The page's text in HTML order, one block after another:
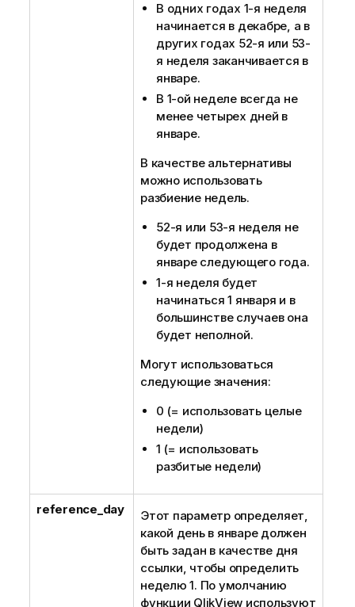
В одних годах 1-я неделя
начинается в декабре, а в
других годах 52-я или 53-
я неделя заканчивается в
январе.
В 1-ой неделе всегда не
менее четырех дней в
январе.
В качестве альтернативы
можно использовать
разбиение недель.
52-я или 53-я неделя не
будет продолжена в
январе следующего года.
1-я неделя будет
начинаться 1 января и в
большинстве случаев она
будет неполной.
Могут использоваться
следующие значения:
0 (= использовать целые
недели)
1 (= использовать
разбитые недели)
reference_day
Этот параметр определяет,
какой день в январе должен
быть задан в качестве дня
ссылки, чтобы определить
неделю 1. По умолчанию
функции QlikView используют